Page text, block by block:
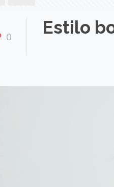
0 Estilo